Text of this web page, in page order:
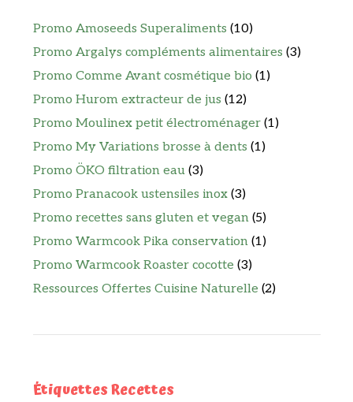
Promo Amoseeds Superaliments (10)
Promo Argalys compléments alimentaires (3)
Promo Comme Avant cosmétique bio (1)
Promo Hurom extracteur de jus (12)
Promo Moulinex petit électroménager (1)
Promo My Variations brosse à dents (1)
Promo ÖKO filtration eau (3)
Promo Pranacook ustensiles inox (3)
Promo recettes sans gluten et vegan (5)
Promo Warmcook Pika conservation (1)
Promo Warmcook Roaster cocotte (3)
Ressources Offertes Cuisine Naturelle (2)
Étiquettes Recettes